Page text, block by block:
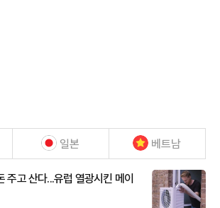
일본 베트남
주고 산다...유럽 열광시킨 메이